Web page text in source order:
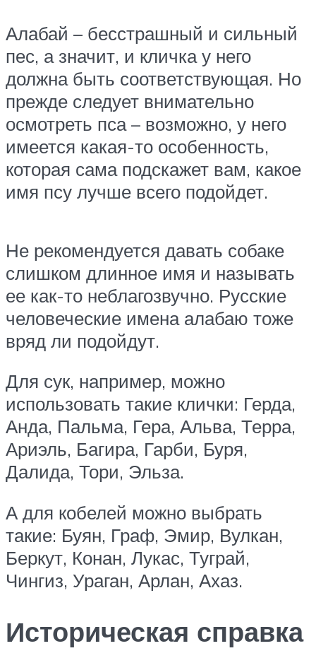
Алабай – бесстрашный и сильный
пес, а значит, и кличка у него
должна быть соответствующая. Но
прежде следует внимательно
осмотреть пса – возможно, у него
имеется какая-то особенность,
которая сама подскажет вам, какое
имя псу лучше всего подойдет.
Не рекомендуется давать собаке
слишком длинное имя и называть
ее как-то неблагозвучно. Русские
человеческие имена алабаю тоже
вряд ли подойдут.
Для сук, например, можно
использовать такие клички: Герда,
Анда, Пальма, Гера, Альва, Терра,
Ариэль, Багира, Гарби, Буря,
Далида, Тори, Эльза.
А для кобелей можно выбрать
такие: Буян, Граф, Эмир, Вулкан,
Беркут, Конан, Лукас, Туграй,
Чингиз, Ураган, Арлан, Ахаз.
Историческая справка